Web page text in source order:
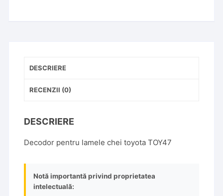
DESCRIERE
RECENZII (0)
DESCRIERE
Decodor pentru lamele chei toyota TOY47
Notă importantă privind proprietatea
intelectuală: